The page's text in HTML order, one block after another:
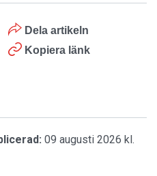
Dela artikeln
Kopiera länk
09 augusti 2026 kl.